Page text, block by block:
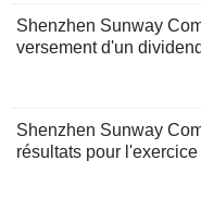
Shenzhen Sunway
versement d'un
Shenzhen Sunway
résultats pour